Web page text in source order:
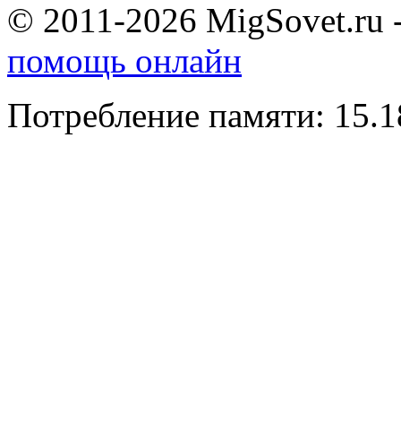
© 2011-2026 MigSovet.ru
помощь онлайн
Потребление памяти: